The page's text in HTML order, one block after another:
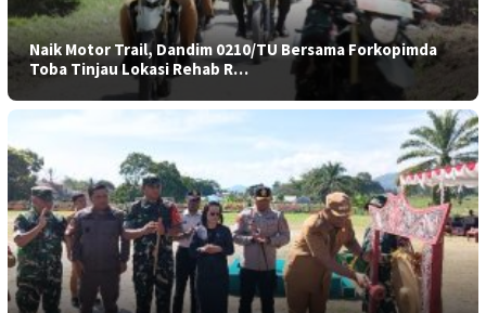
Naik Motor Trail, Dandim 0210/TU Bersama Forkopimda
Toba Tinjau Lokasi Rehab R…